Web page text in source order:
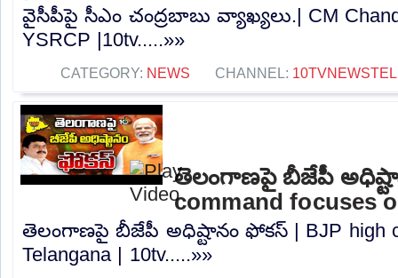
వైసీపీపై సీఎం చంద్రబాబు వ్యాఖ్యలు.| CM
YSRCP |10tv.....»»
CATEGORY: NEWS CHANNEL:
తెలంగాణపై బీజేపీ
command focuses
తెలంగాణపై బీజేపీ అధిష్టానం ఫోకస్ | BJP high
Telangana | 10tv.....»»